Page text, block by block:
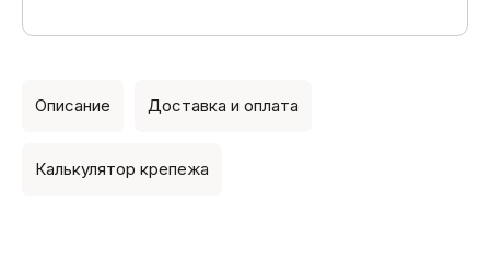
Описание Доставка и оплата
Калькулятор крепежа